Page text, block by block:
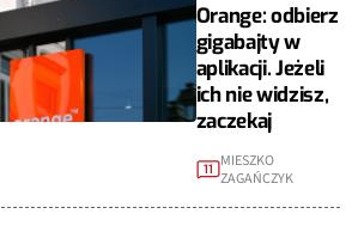
Orange: odbierz
gigabajty w
aplikacji. Jeżeli
ich nie widzisz,
zaczekaj
11
MIESZKO
ZAGAŃCZYK